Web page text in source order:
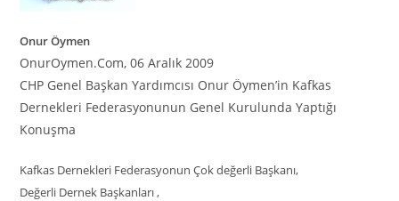
Onur Öymen
OnurOymen.Com, 06 Aralık 2009
CHP Genel Başkan Yardımcısı Onur Öymen’in Kafkas
Dernekleri Federasyonunun Genel Kurulunda Yaptığı
Konuşma
Kafkas Dernekleri Federasyonun Çok değerli Başkanı,
Değerli Dernek Başkanları ,